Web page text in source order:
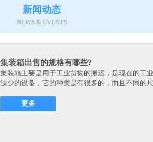
新闻动态
NEWS & EVENTS
集装箱出售的规格有哪些?
集装箱主要是用于工业货物的搬运，是现在的工
缺少的设备，它的种类是有很多的，而且不同的
更多